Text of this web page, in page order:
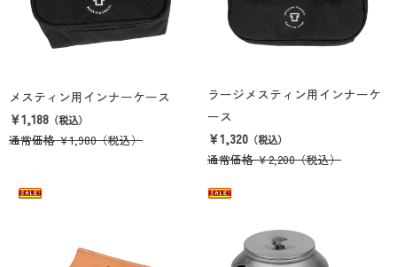
メスティン用インナーケース
￥1,188 （税込）
通常価格￥1,980（税込）
ラージメスティン用インナーケ
ース
￥1,320 （税込）
通常価格￥2,200（税込）